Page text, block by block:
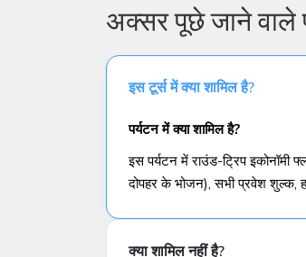
अक्सर पूछे जाने वाले
इस टूर्स में क्या शामिल है?
पर्यटन में क्या शामिल है?
इस पर्यटन में राउंड-ट्रिप इकोनॉमी
दोपहर के भोजन), सभी प्रवेश शुल्क,
क्या शामिल नहीं है?